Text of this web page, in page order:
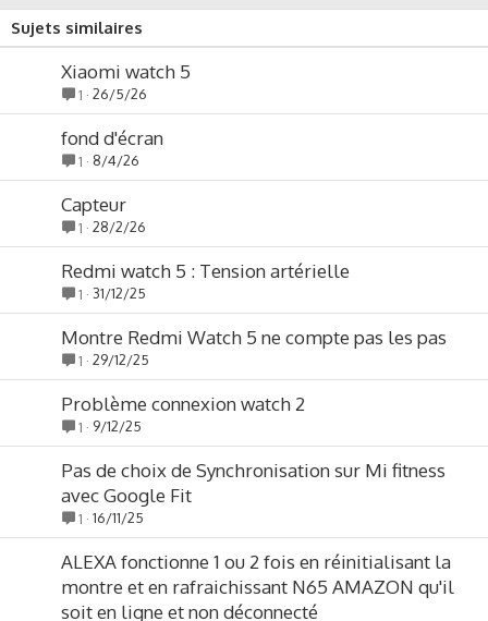
Sujets similaires
Xiaomi watch 5
1 26/5/26
fond d'écran
1 8/4/26
Capteur
1 28/2/26
Redmi watch 5 : Tension artérielle
1 31/12/25
Montre Redmi Watch 5 ne compte pas les pas
1 29/12/25
Problème connexion watch 2
1 9/12/25
Pas de choix de Synchronisation sur Mi fitness
avec Google Fit
1 16/11/25
ALEXA fonctionne 1 ou 2 fois en réinitialisant la
montre et en rafraichissant N65 AMAZON qu'il
soit en ligne et non déconnecté